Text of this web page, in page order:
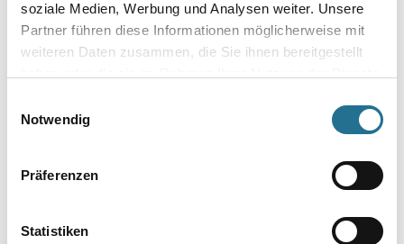
soziale Medien, Werbung und Analysen weiter. Unsere
Partner führen diese Informationen möglicherweise mit
weiteren Daten zusammen, die Sie ihnen bereitgestellt
Notwendig
Präferenzen
Statistiken
Umrechnungsfaktoren